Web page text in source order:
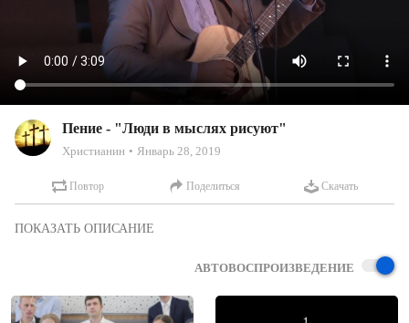
Пение - "Люди в мыслях рисуют"
Христианин Январь 28, 2019
Повтор Поделиться Скачать
Часть Служения 07/16/2017. Утро.
АВТОВОСПРОИЗВЕДЕНИЕ